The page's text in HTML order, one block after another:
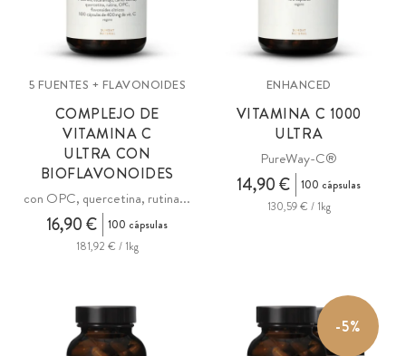
5 FUENTES + FLAVONOIDES
COMPLEJO DE
VITAMINA C
ULTRA CON
BIOFLAVONOIDES
con OPC, quercetina, rutina...
16,90 €
100 cápsulas
181,92 € / 1kg
ENHANCED
VITAMINA C 1000
ULTRA
PureWay-C®
14,90 €
100 cápsulas
130,59 € / 1kg
-5%